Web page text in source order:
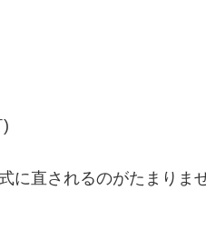
に直されるのがたまりま